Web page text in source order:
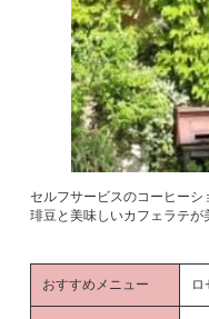
セルフサービスのコーヒーシ
琲豆と美味しいカフェラテが
おすすめメニュー ロ